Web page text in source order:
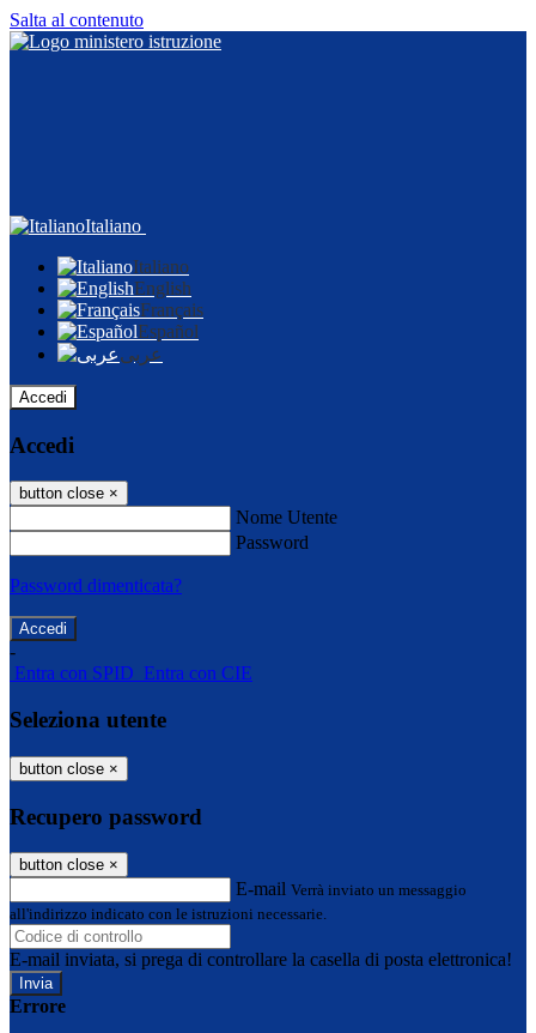
Salta al contenuto
Italiano
Italiano
English
Français
Español
عربى
Accedi
Accedi
button close ×
Nome Utente
Password
Password dimenticata?
-
Entra con SPID Entra con CIE
Seleziona utente
button close ×
Recupero password
button close ×
E-mail Verrà inviato un messaggio
all'indirizzo indicato con le istruzioni necessarie.
E-mail inviata, si prega di controllare la casella di posta elettronica!
Errore